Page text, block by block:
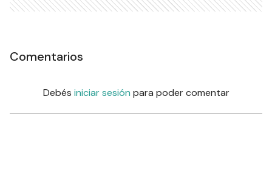
Comentarios
Debés iniciar sesión para poder comentar